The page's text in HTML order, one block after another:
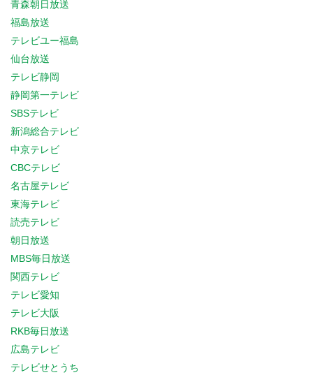
青森朝日放送
福島放送
テレビユー福島
仙台放送
テレビ静岡
静岡第一テレビ
SBSテレビ
新潟総合テレビ
中京テレビ
CBCテレビ
名古屋テレビ
東海テレビ
読売テレビ
朝日放送
MBS毎日放送
関西テレビ
テレビ愛知
テレビ大阪
RKB毎日放送
広島テレビ
テレビせとうち